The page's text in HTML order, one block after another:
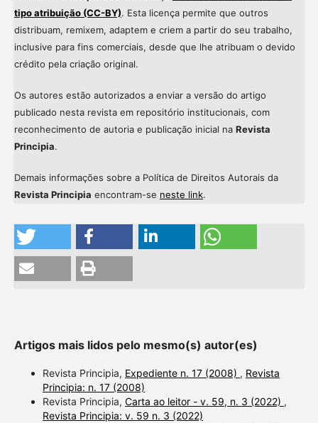
tipo atribuição (CC-BY). Esta licença permite que outros
distribuam, remixem, adaptem e criem a partir do seu trabalho,
inclusive para fins comerciais, desde que lhe atribuam o devido
crédito pela criação original.
Os autores estão autorizados a enviar a versão do artigo
publicado nesta revista em repositório institucionais, com
reconhecimento de autoria e publicação inicial na Revista
Principia.
Demais informações sobre a Política de Direitos Autorais da
Revista Principia encontram-se neste link.
Artigos mais lidos pelo mesmo(s) autor(es)
Revista Principia, Expediente n. 17 (2008) , Revista
Principia: n. 17 (2008)
Revista Principia, Carta ao leitor - v. 59, n. 3 (2022) ,
Revista Principia: v. 59 n. 3 (2022)